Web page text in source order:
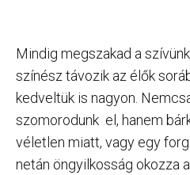
Mindig megszakad a
színész távozik az élők
kedveltük is nagyon.
szomorodunk el, hanem
véletlen miatt, vagy egy
netán öngyilkosság okozza